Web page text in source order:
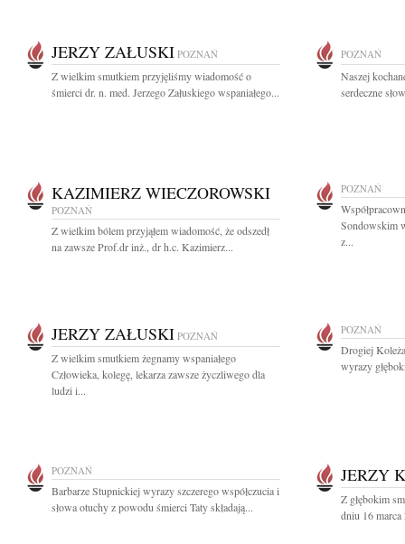
JERZY ZAŁUSKI POZNAŃ
Z wielkim smutkiem przyjęliśmy wiadomość o
śmierci dr. n. med. Jerzego Załuskiego wspaniałego...
POZNAŃ
Naszej
serdeczne
KAZIMIERZ WIECZOROWSKI
POZNAŃ
Z wielkim bólem przyjąłem wiadomość, że odszedł
na zawsze Prof.dr inż., dr h.c. Kazimierz...
POZNAŃ
Sondowskim
z...
JERZY ZAŁUSKI POZNAŃ
Z wielkim smutkiem żegnamy wspaniałego
Człowieka, kolegę, lekarza zawsze życzliwego dla
ludzi i...
POZNAŃ
Drogiej
wyrazy
POZNAŃ
Barbarze Stupnickiej wyrazy szczerego współczucia i
słowa otuchy z powodu śmierci Taty składają...
JERZY
Z głębokim
dniu 16